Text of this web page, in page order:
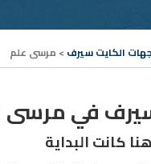
الكايت سيرف > مرسى علم
في مرسى
كانت البداية